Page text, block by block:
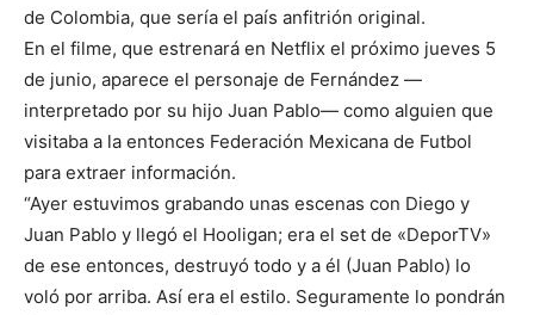
de Colombia, que sería el país anfitrión original.
En el filme, que estrenará en Netflix el próximo jueves 5
de junio, aparece el personaje de Fernández —
interpretado por su hijo Juan Pablo— como alguien que
visitaba a la entonces Federación Mexicana de Futbol
para extraer información.
“Ayer estuvimos grabando unas escenas con Diego y
Juan Pablo y llegó el Hooligan; era el set de «DeporTV»
de ese entonces, destruyó todo y a él (Juan Pablo) lo
voló por arriba. Así era el estilo. Seguramente lo pondrán